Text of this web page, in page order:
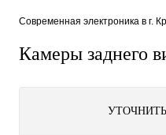
Современная электроника в г.
Камеры заднего